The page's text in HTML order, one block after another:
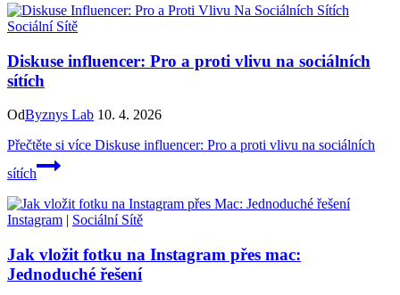
Sociální Sítě
Diskuse influencer: Pro a proti vlivu na sociálních
sítích
OdByznys Lab 10. 4. 2026
Přečtěte si více Diskuse influencer: Pro a proti vlivu na sociálních
sítích
Instagram | Sociální Sítě
Jak vložit fotku na Instagram přes mac:
Jednoduché řešení